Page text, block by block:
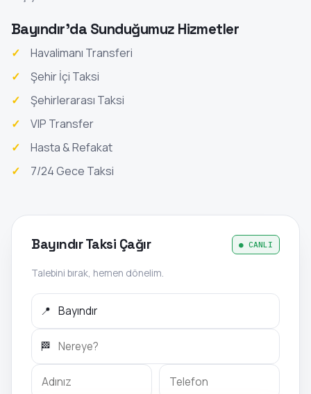
Bayındır'da Sunduğumuz Hizmetler
Havalimanı Transferi
Şehir İçi Taksi
Şehirlerarası Taksi
VIP Transfer
Hasta & Refakat
7/24 Gece Taksi
Bayındır Taksi Çağır ● CANLI
Talebini bırak, hemen dönelim.
📍
🏁